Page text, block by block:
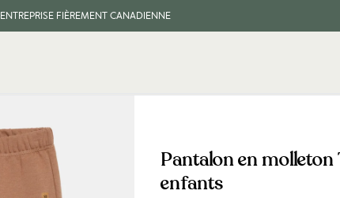
ENTREPRISE FIÈREMENT CANADIENNE
Pantalon en molleton
enfants